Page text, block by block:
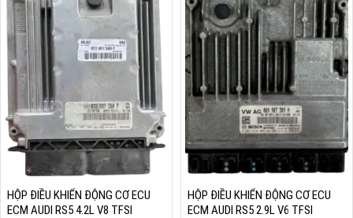
HỘP ĐIỀU KHIỂN ĐỘNG CƠ ECU
ECM AUDI RS5 4.2L V8 TFSI
HỘP ĐIỀU KHIỂN ĐỘNG CƠ ECU
ECM AUDI RS5 2.9L V6 TFSI